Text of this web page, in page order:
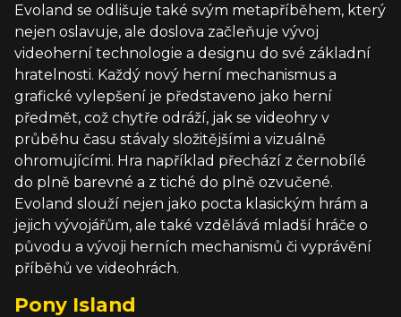
Evoland se odlišuje také svým metapříběhem, který
nejen oslavuje, ale doslova začleňuje vývoj
videoherní technologie a designu do své základní
hratelnosti. Každý nový herní mechanismus a
grafické vylepšení je představeno jako herní
předmět, což chytře odráží, jak se videohry v
průběhu času stávaly složitějšími a vizuálně
ohromujícími. Hra například přechází z černobílé
do plně barevné a z tiché do plně ozvučené.
Evoland slouží nejen jako pocta klasickým hrám a
jejich vývojářům, ale také vzdělává mladší hráče o
původu a vývoji herních mechanismů či vyprávění
příběhů ve videohrách.
Pony Island